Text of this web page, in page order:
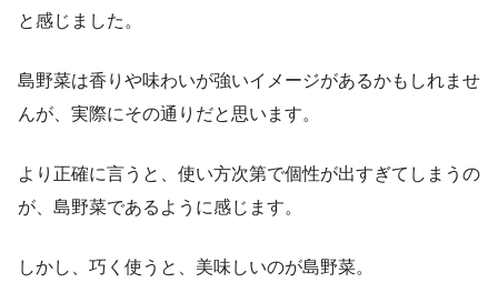
と感じました。
島野菜は香りや味わいが強いイメージがあるかもしれませ
んが、実際にその通りだと思います。
より正確に言うと、使い方次第で個性が出すぎてしまうの
が、島野菜であるように感じます。
しかし、巧く使うと、美味しいのが島野菜。